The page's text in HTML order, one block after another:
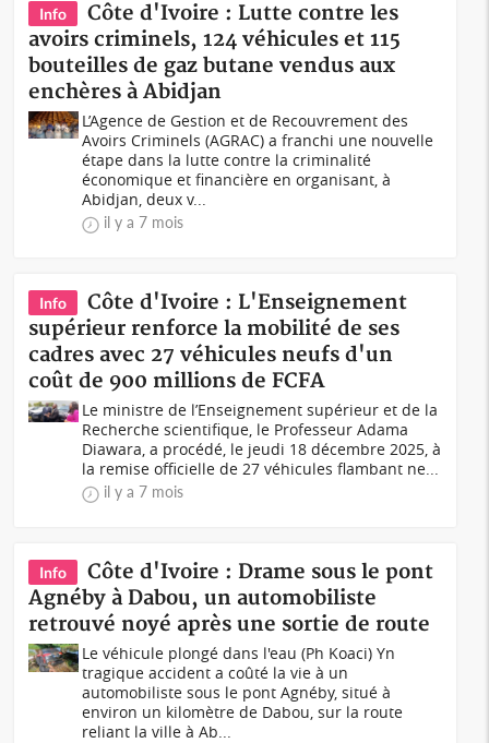
Info
Côte d'Ivoire : Lutte contre les
avoirs criminels, 124 véhicules et 115
bouteilles de gaz butane vendus aux
enchères à Abidjan
L’Agence de Gestion et de Recouvrement des
Avoirs Criminels (AGRAC) a franchi une nouvelle
étape dans la lutte contre la criminalité
économique et financière en organisant, à
Abidjan, deux v...
il y a 7 mois
Info
Côte d'Ivoire : L'Enseignement
supérieur renforce la mobilité de ses
cadres avec 27 véhicules neufs d'un
coût de 900 millions de FCFA
Le ministre de l’Enseignement supérieur et de la
Recherche scientifique, le Professeur Adama
Diawara, a procédé, le jeudi 18 décembre 2025, à
la remise officielle de 27 véhicules flambant ne...
il y a 7 mois
Info
Côte d'Ivoire : Drame sous le pont
Agnéby à Dabou, un automobiliste
retrouvé noyé après une sortie de route
Le véhicule plongé dans l'eau (Ph Koaci) Yn
tragique accident a coûté la vie à un
automobiliste sous le pont Agnéby, situé à
environ un kilomètre de Dabou, sur la route
reliant la ville à Ab...